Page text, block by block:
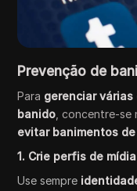
Prevenção de
Para gerenciar
banido , concentre-se
evitar banimentos
1. Crie perfis de
Use sempre